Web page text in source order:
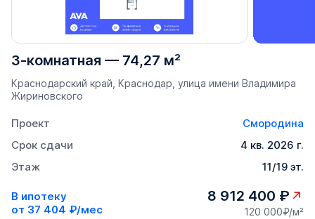
3-комнатная — 74,27 м²
Краснодарский край, Краснодар, улица имени Владимира
Жириновского
Проект
Смородина
Срок сдачи
4 кв. 2026 г.
Этаж
11/19 эт.
В ипотеку
от 37 404 ₽/мес
8 912 400 ₽
120 000₽/м²